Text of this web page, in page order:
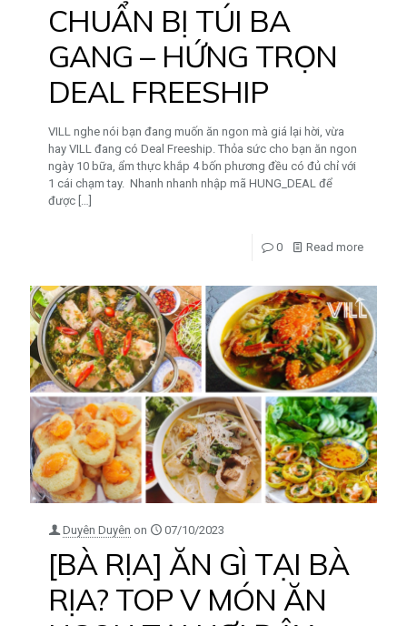
CHUẨN BỊ TÚI BA
GANG – HỨNG TRỌN
DEAL FREESHIP
VILL nghe nói bạn đang muốn ăn ngon mà giá lại hời, vừa
hay VILL đang có Deal Freeship. Thỏa sức cho bạn ăn ngon
ngày 10 bữa, ẩm thực khắp 4 bốn phương đều có đủ chỉ với
1 cái chạm tay. Nhanh nhanh nhập mã HUNG_DEAL để
được
0 Read more
Duyên Duyên on 07/10/2023
[BÀ RỊA] ĂN GÌ TẠI BÀ
RỊA? TOP V MÓN ĂN